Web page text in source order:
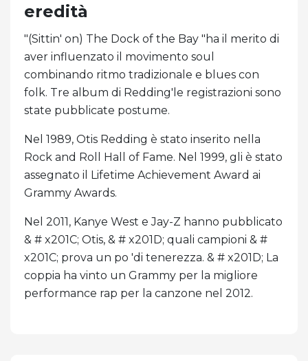
eredità
"(Sittin' on) The Dock of the Bay "ha il merito di
aver influenzato il movimento soul
combinando ritmo tradizionale e blues con
folk. Tre album di Redding'le registrazioni sono
state pubblicate postume.
Nel 1989, Otis Redding è stato inserito nella
Rock and Roll Hall of Fame. Nel 1999, gli è stato
assegnato il Lifetime Achievement Award ai
Grammy Awards.
Nel 2011, Kanye West e Jay-Z hanno pubblicato
& # x201C; Otis, & # x201D; quali campioni & #
x201C; prova un po 'di tenerezza. & # x201D; La
coppia ha vinto un Grammy per la migliore
performance rap per la canzone nel 2012.